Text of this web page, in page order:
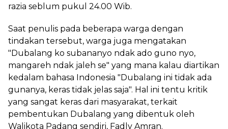
razia seblum pukul 24.00 Wib.
Saat penulis pada beberapa warga dengan
tindakan tersebut, warga juga mengatakan
"Dubalang ko subananyo ndak ado guno nyo,
mangareh ndak jaleh se" yang mana kalau diartikan
kedalam bahasa Indonesia "Dubalang ini tidak ada
gunanya, keras tidak jelas saja". Hal ini tentu kritik
yang sangat keras dari masyarakat, terkait
pembentukan Dubalang yang dibentuk oleh
Walikota Padang sendiri, Fadly Amran.